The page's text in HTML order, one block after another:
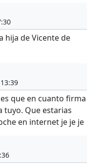
hija de Vicente de
que en cuanto firma
tuyo. Que estarias
en internet je je je